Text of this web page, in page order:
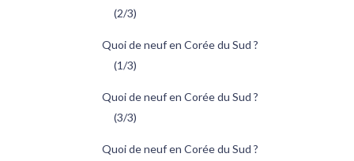
(2/3)
Quoi de neuf en Corée du Sud ?
(1/3)
Quoi de neuf en Corée du Sud ?
(3/3)
Quoi de neuf en Corée du Sud ?